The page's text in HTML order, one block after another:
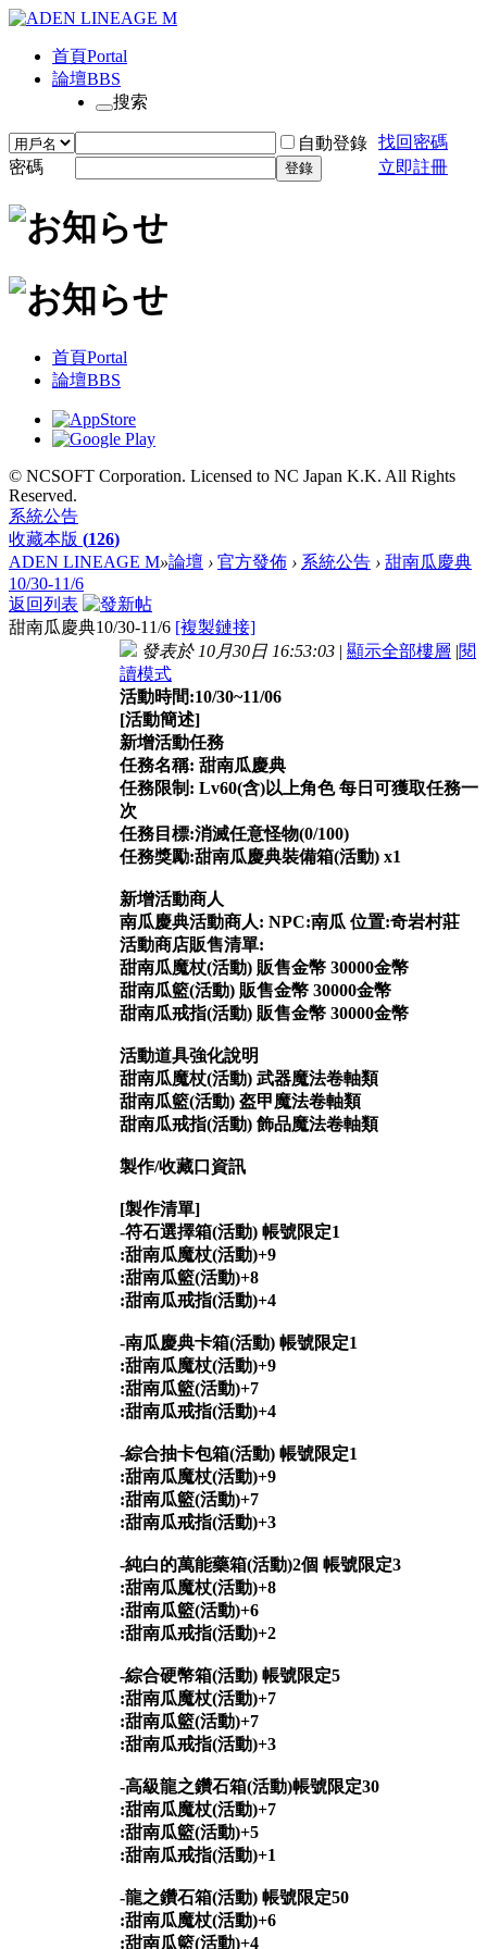
首頁Portal
論壇BBS
搜索
自動登錄 找回密碼
密碼
登錄 立即註冊
首頁Portal
論壇BBS
© NCSOFT Corporation. Licensed to NC Japan K.K. All Rights
Reserved.
系統公告
收藏本版 (126)
ADEN LINEAGE M»論壇 › 官方發佈 › 系統公告 › 甜南瓜慶典
10/30-11/6
返回列表
甜南瓜慶典10/30-11/6 [複製鏈接]
發表於 10月30日 16:53:03 | 顯示全部樓層 |閱
讀模式
活動時間:10/30~11/06
[活動簡述]
新增活動任務
任務名稱: 甜南瓜慶典
任務限制: Lv60(含)以上角色 每日可獲取任務一
次
任務目標:消滅任意怪物(0/100)
任務獎勵:甜南瓜慶典裝備箱(活動) x1
新增活動商人
南瓜慶典活動商人: NPC:南瓜 位置:奇岩村莊
活動商店販售清單:
甜南瓜魔杖(活動) 販售金幣 30000金幣
甜南瓜籃(活動) 販售金幣 30000金幣
甜南瓜戒指(活動) 販售金幣 30000金幣
活動道具強化說明
甜南瓜魔杖(活動) 武器魔法卷軸類
甜南瓜籃(活動) 盔甲魔法卷軸類
甜南瓜戒指(活動) 飾品魔法卷軸類
製作/收藏口資訊
[製作清單]
-符石選擇箱(活動) 帳號限定1
:甜南瓜魔杖(活動)+9
:甜南瓜籃(活動)+8
:甜南瓜戒指(活動)+4
-南瓜慶典卡箱(活動) 帳號限定1
:甜南瓜魔杖(活動)+9
:甜南瓜籃(活動)+7
:甜南瓜戒指(活動)+4
-綜合抽卡包箱(活動) 帳號限定1
:甜南瓜魔杖(活動)+9
:甜南瓜籃(活動)+7
:甜南瓜戒指(活動)+3
-純白的萬能藥箱(活動)2個 帳號限定3
:甜南瓜魔杖(活動)+8
:甜南瓜籃(活動)+6
:甜南瓜戒指(活動)+2
-綜合硬幣箱(活動) 帳號限定5
:甜南瓜魔杖(活動)+7
:甜南瓜籃(活動)+7
:甜南瓜戒指(活動)+3
-高級龍之鑽石箱(活動)帳號限定30
:甜南瓜魔杖(活動)+7
:甜南瓜籃(活動)+5
:甜南瓜戒指(活動)+1
-龍之鑽石箱(活動) 帳號限定50
:甜南瓜魔杖(活動)+6
:甜南瓜籃(活動)+4